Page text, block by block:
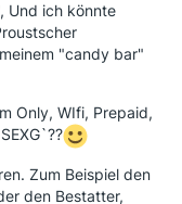
Und ich könnte
"candy bar"
Only, WIfi, Prepaid,
Zum Beispiel den
den Bestatter,